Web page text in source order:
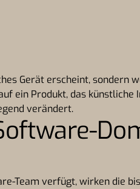
Gerät erscheint, sondern
ein Produkt, das
verändert.
Team verfügt, wirken die